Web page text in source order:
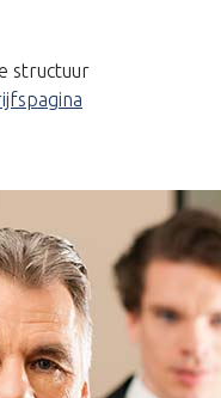
structuur